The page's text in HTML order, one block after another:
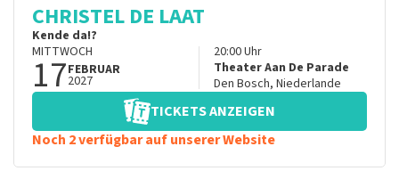
CHRISTEL DE LAAT
Kende da!?
MITTWOCH
17FEBRUAR
2027
20:00Uhr
Theater Aan De Parade
Den Bosch, Niederlande
TICKETS ANZEIGEN
Noch 2 verfügbar auf unserer Website